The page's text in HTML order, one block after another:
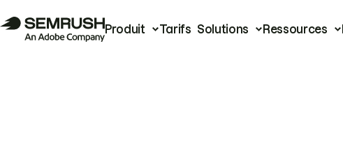
Produit Tarifs Solutions Ressources